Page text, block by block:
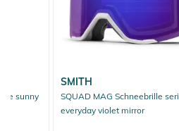
sunny
SMITH
SQUAD MAG Schneebrille
everyday violet mirror